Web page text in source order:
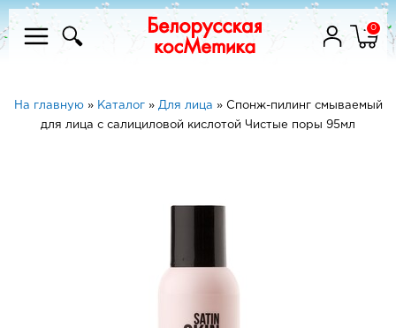
0
На главную» Каталог» Для лица » Спонж-пилинг смываемый
для лица с салициловой кислотой Чистые поры 95мл